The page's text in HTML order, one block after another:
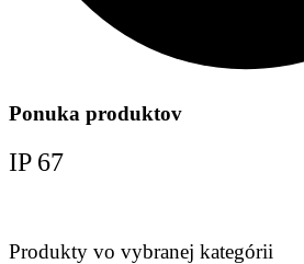
Ponuka produktov
IP 67
Produkty vo vybranej kategórii